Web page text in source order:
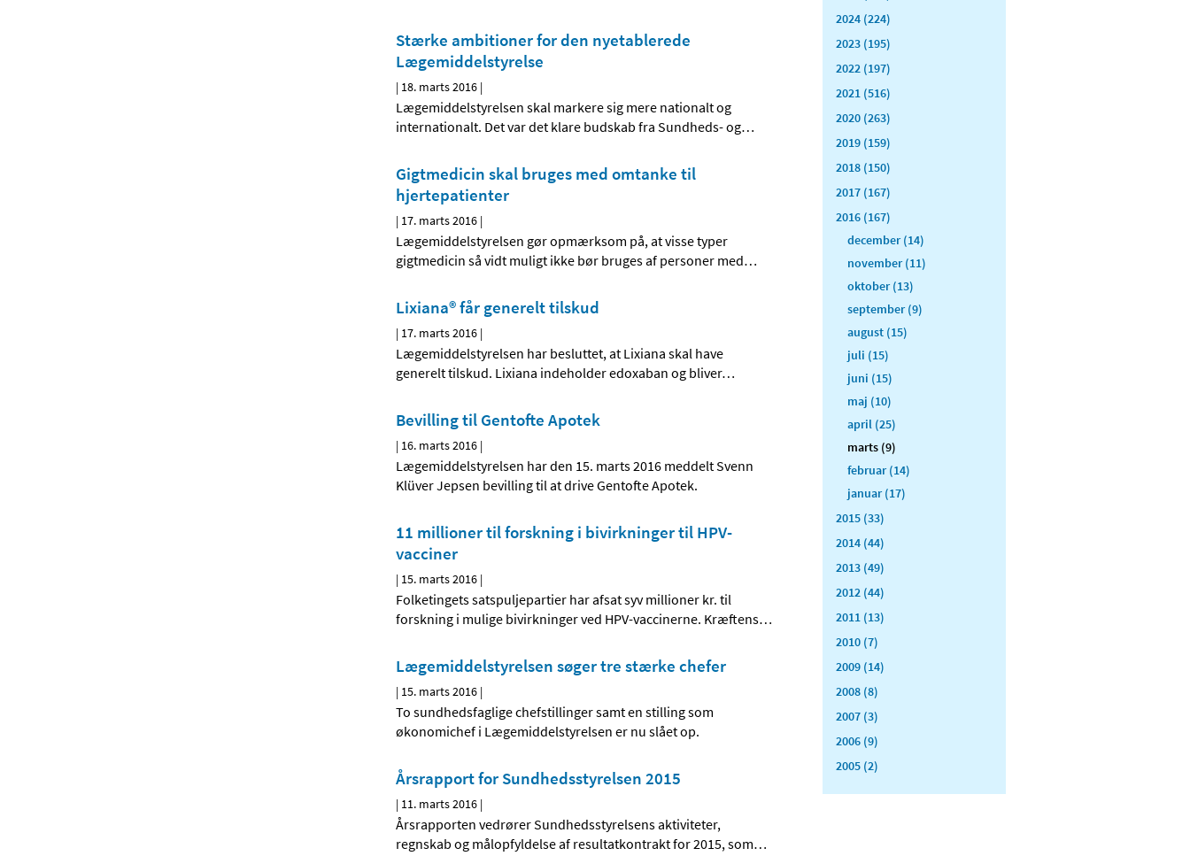
Stærke ambitioner for den nyetablerede
Lægemiddelstyrelse
| 18. marts 2016 |
Lægemiddelstyrelsen skal markere sig mere nationalt og
internationalt. Det var det klare budskab fra Sundheds- og…
Gigtmedicin skal bruges med omtanke til
hjertepatienter
| 17. marts 2016 |
Lægemiddelstyrelsen gør opmærksom på, at visse typer
gigtmedicin så vidt muligt ikke bør bruges af personer med…
Lixiana® får generelt tilskud
| 17. marts 2016 |
Lægemiddelstyrelsen har besluttet, at Lixiana skal have
generelt tilskud. Lixiana indeholder edoxaban og bliver…
Bevilling til Gentofte Apotek
| 16. marts 2016 |
Lægemiddelstyrelsen har den 15. marts 2016 meddelt Svenn
Klüver Jepsen bevilling til at drive Gentofte Apotek.
11 millioner til forskning i bivirkninger til HPV-
vacciner
| 15. marts 2016 |
Folketingets satspuljepartier har afsat syv millioner kr. til
forskning i mulige bivirkninger ved HPV-vaccinerne. Kræftens…
Lægemiddelstyrelsen søger tre stærke chefer
| 15. marts 2016 |
To sundhedsfaglige chefstillinger samt en stilling som
økonomichef i Lægemiddelstyrelsen er nu slået op.
Årsrapport for Sundhedsstyrelsen 2015
| 11. marts 2016 |
Årsrapporten vedrører Sundhedsstyrelsens aktiviteter,
regnskab og målopfyldelse af resultatkontrakt for 2015, som…
2024 (224)
2023 (195)
2022 (197)
2021 (516)
2020 (263)
2019 (159)
2018 (150)
2017 (167)
2016 (167)
december (14)
november (11)
oktober (13)
september (9)
august (15)
juli (15)
juni (15)
maj (10)
april (25)
marts (9)
februar (14)
januar (17)
2015 (33)
2014 (44)
2013 (49)
2012 (44)
2011 (13)
2010 (7)
2009 (14)
2008 (8)
2007 (3)
2006 (9)
2005 (2)